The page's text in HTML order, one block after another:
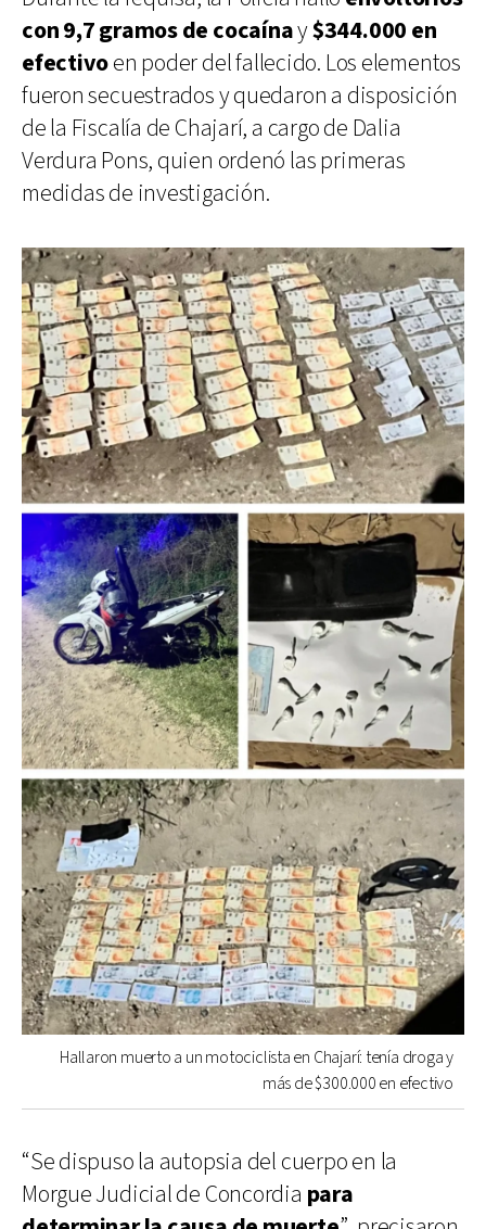
con 9,7 gramos de cocaínay$344.000 en
efectivoen poder del fallecido. Los elementos
fueron secuestrados y quedaron a disposición
de la Fiscalía de Chajarí, a cargo de Dalia
Verdura Pons, quien ordenó las primeras
medidas de investigación.
Hallaron muerto a un motociclista en Chajarí: tenía droga y
más de $300.000 en efectivo
“Se dispuso la autopsia del cuerpo en la
Morgue Judicial de Concordia para